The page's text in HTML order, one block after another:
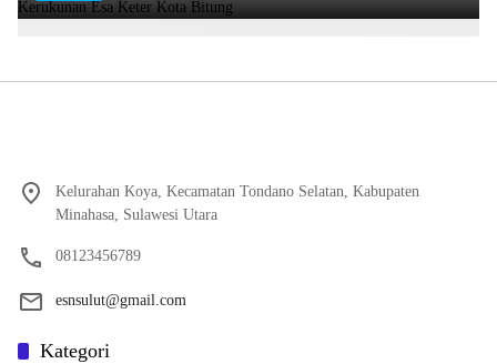
Kelurahan Koya, Kecamatan Tondano Selatan, Kabupaten
Minahasa, Sulawesi Utara
08123456789
esnsulut@gmail.com
Kategori